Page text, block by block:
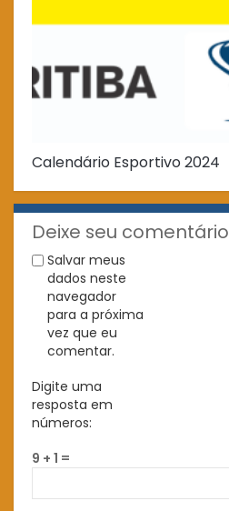
Calendário Esportivo 2024
Deixe seu comentário
Salvar meus
dados neste
navegador
para a próxima
vez que eu
comentar.
Digite uma
resposta em
números:
9 + 1 =